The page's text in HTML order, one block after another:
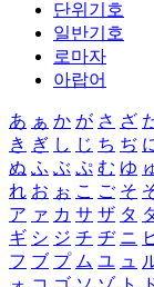
단위기호
일반기호
로마자
아랍어
あ ぁ か が さ ざ
き ぎ し じ ち ぢ
ぬ ふ ぶ ぷ む ゆ
れ お ぉ こ ご そ
ア ァ カ サ ザ タ
ギ シ ジ チ ヂ ニ
フ ブ プ ム ユ ュ